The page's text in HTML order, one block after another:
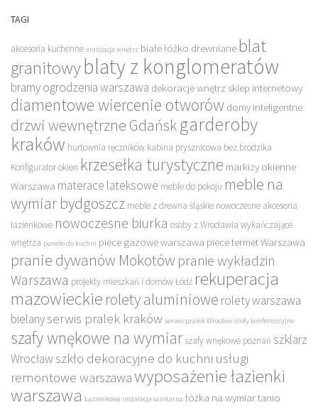
TAGI
akcesoria kuchenne aranżacja wnętrz białe łóżko drewniane blat
granitowyblaty z konglomeratów
bramy ogrodzenia warszawa dekoracje wnętrz sklep internetowy
diamentowe wiercenie otworów domy inteligentne
drzwi wewnętrzne Gdańsk garderoby
kraków hurtownia ręczników kabina prysznicowa bez brodzika
Konfigurator okien krzesełka turystyczne markizy okienne
Warszawa materace lateksowe meble do pokoju meble na
wymiar bydgoszcz meble z drewna śląskie nowoczesne akcesoria
łazienkowe nowoczesne biurka osoby z Wrocławia wykańczające
wnętrza panele do kuchni piece gazowe warszawa piece termet Warszawa
pranie dywanów Mokotów pranie wykładzin
Warszawa projekty mieszkań i domów Łódź rekuperacja
mazowieckie rolety aluminiowe rolety warszawa
bielanyserwis pralek kraków serwis pralek Wrocław stoły konferencyjne
szafy wnękowe na wymiar szafy wnękowe poznań szklarz
Wrocław szkło dekoracyjne do kuchni usługi
remontowe warszawawyposażenie łazienki
warszawa Łazienkowa instalacja sanitarna łóżka na wymiar tanio